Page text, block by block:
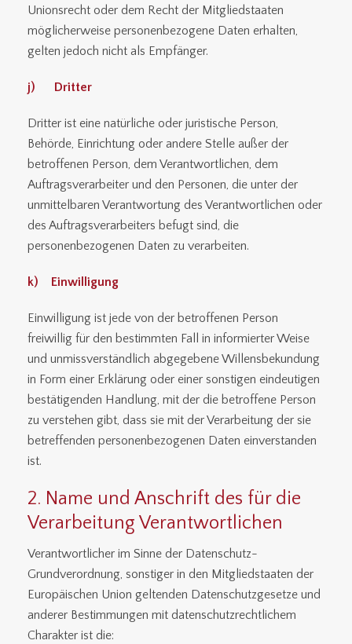
Unionsrecht oder dem Recht der Mitgliedstaaten
möglicherweise personenbezogene Daten erhalten,
gelten jedoch nicht als Empfänger.
j) Dritter
Dritter ist eine natürliche oder juristische Person,
Behörde, Einrichtung oder andere Stelle außer der
betroffenen Person, dem Verantwortlichen, dem
Auftragsverarbeiter und den Personen, die unter der
unmittelbaren Verantwortung des Verantwortlichen oder
des Auftragsverarbeiters befugt sind, die
personenbezogenen Daten zu verarbeiten.
k) Einwilligung
Einwilligung ist jede von der betroffenen Person
freiwillig für den bestimmten Fall in informierter Weise
und unmissverständlich abgegebene Willensbekundung
in Form einer Erklärung oder einer sonstigen eindeutigen
bestätigenden Handlung, mit der die betroffene Person
zu verstehen gibt, dass sie mit der Verarbeitung der sie
betreffenden personenbezogenen Daten einverstanden
ist.
2. Name und Anschrift des für die
Verarbeitung Verantwortlichen
Verantwortlicher im Sinne der Datenschutz-
Grundverordnung, sonstiger in den Mitgliedstaaten der
Europäischen Union geltenden Datenschutzgesetze und
anderer Bestimmungen mit datenschutzrechtlichem
Charakter ist die: